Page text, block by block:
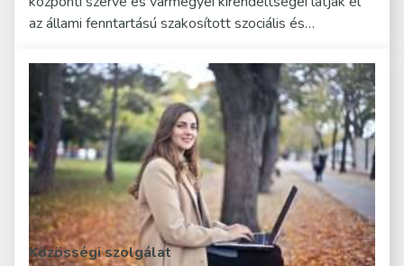
az állami fenntartású szakosított szociális és…
Közösségi szolgálat